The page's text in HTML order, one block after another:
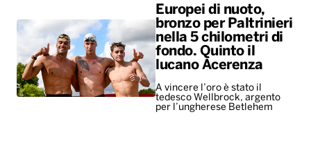
Europei di nuoto,
bronzo per Paltrinieri
nella 5 chilometri di
fondo. Quinto il
lucano Acerenza
A vincere l’oro è stato il
tedesco Wellbrock, argento
per l’ungherese Betlehem